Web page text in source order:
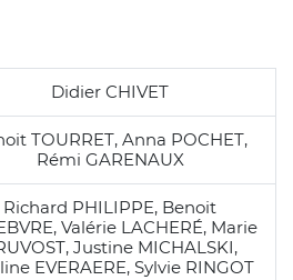
Didier CHIVET
TOURRET, Anna POCHET,
Rémi GARENAUX
Richard PHILIPPE, Benoit
Valérie LACHERÉ, Marie
Justine MICHALSKI,
EVERAERE, Sylvie RINGOT